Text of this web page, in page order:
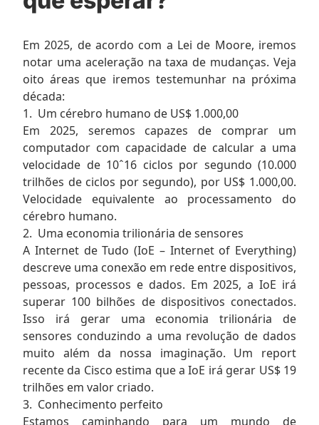
Em 2025, de acordo com a Lei de Moore, iremos
notar uma aceleração na taxa de mudanças. Veja
oito áreas que iremos testemunhar na próxima
década:
1. Um cérebro humano de US$ 1.000,00
Em 2025, seremos capazes de comprar um
computador com capacidade de calcular a uma
velocidade de 10ˆ16 ciclos por segundo (10.000
trilhões de ciclos por segundo), por US$ 1.000,00.
Velocidade equivalente ao processamento do
cérebro humano.
2. Uma economia trilionária de sensores
A Internet de Tudo (IoE – Internet of Everything)
descreve uma conexão em rede entre dispositivos,
pessoas, processos e dados. Em 2025, a IoE irá
superar 100 bilhões de dispositivos conectados.
Isso irá gerar uma economia trilionária de
sensores conduzindo a uma revolução de dados
muito além da nossa imaginação. Um report
recente da Cisco estima que a IoE irá gerar US$ 19
trilhões em valor criado.
3. Conhecimento perfeito
Estamos caminhando para um mundo de